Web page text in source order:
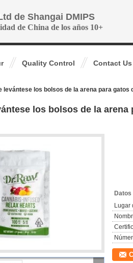
de Shangai DMIPS
de China de los años 10+
Quality Control Contact Us
levántese los bolsos de la arena para
los bolsos de la
Lugar